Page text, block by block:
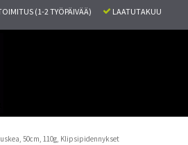
(1-2 TYÖPÄIVÄÄ) LAATUTAKUU
50cm, 110g, Klipsipidennykset